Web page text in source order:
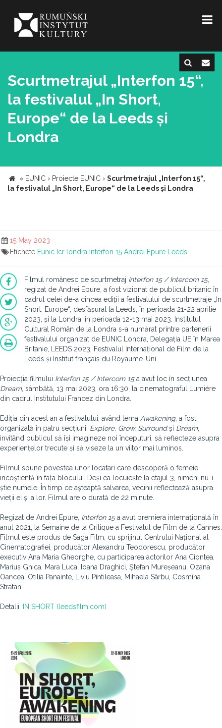
Scurtmetrajul „Interfon 15“,
la festivalul „In Short,
Europe“ de la Leeds și
Londra
» EUNIC › Proiecte EUNIC › Scurtmetrajul „Interfon 15“,
la festivalul „In Short, Europe“ de la Leeds și Londra
15 May 2023
Etichete Eunic Icr londra Interfon 15 Andrei Epure Leeds
Filmul românesc de scurtmetraj Interfon 15 / Intercom 15,
regizat de Andrei Epure, a fost vizionat de publicul britanic în
cadrul celei de-a cincea ediții a festivalului de scurtmetraje „In
Short, Europe“, desfășurat la Leeds, în perioada 21-22 aprilie
2023, și la Londra, în perioada 12-13 mai 2023. Institutul
Cultural Român de la Londra s-a numărat printre partenerii
festivalului organizat de EUNIC Londra, Delegația UE în Marea
Britanie, LEEDS 2023, Festivalul Internațional de Film de la
Leeds și Institut français du Royaume-Uni.
Proiecția filmului Interfon 15 / Intercom 15a avut loc în secțiunea
Dream, sâmbătă, 13 mai 2023, ora 16:30, la cinematograful Lumière
din cadrul Institutului Francez din Londra.
Ediția din acest an a festivalului, având tema Awakening, a fost
organizată în patru secțiuni: Explore, Grow, Surroundși Dream,
invitând publicul să își imagineze noi începuturi, să reflecteze asupra
experiențelor trecute și să viseze la un viitor mai luminos.
Filmul spune povestea unor locatari care descoperă o femeie
incoștientă în fața blocului. Deși ea locuiește la etajul 3, nimeni nu-i
știe numele. În timp ce așteaptă salvarea, vecinii reflectează asupra
vieții ei și a lor. Filmul are o durată de 22 minute.
Regizat de Andrei Epure, Interfon 15a avut premiera internațională în
anul 2021, la Semaine de la Critique a Festivalul de Film de la Cannes.
Filmul este produs de Saga Film, cu sprijinul Centrului Național al
Cinematografiei, producător Alexandru Teodorescu, producător
executiv Ana Maria Gheorghe, cu participarea actorilor Ana Ciontea,
Marius Ghica, Mara Luca, Ioana Draghici, Ștefan Mureșeanu, Ozana
Oancea, Otilia Panainte, Liviu Pintileasa, Mihaela Sârbu, Cosmina
Stratan.
Detalii: IN SHORT (leedsfilm.com)